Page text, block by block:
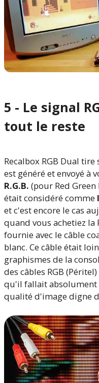
5 - Le signal
tout le reste
Recalbox RGB Dual
est généré et envoyé à
R.G.B. (pour Red
était considéré comme
et c'est encore le cas
quand vous achetiez la
fournie avec le câble
blanc. Ce câble était
graphismes de la
des câbles RGB
qu'il fallait
qualité d'image digne